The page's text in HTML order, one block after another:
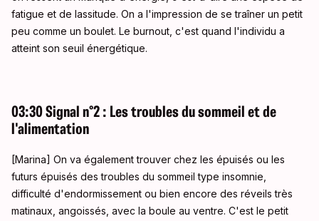
fatigue et de lassitude. On a l'impression de se traîner un petit
peu comme un boulet. Le burnout, c'est quand l'individu a
atteint son seuil énergétique.
03:30 Signal n°2 : Les troubles du sommeil et de
l'alimentation
[Marina] On va également trouver chez les épuisés ou les
futurs épuisés des troubles du sommeil type insomnie,
difficulté d'endormissement ou bien encore des réveils très
matinaux, angoissés, avec la boule au ventre. C'est le petit